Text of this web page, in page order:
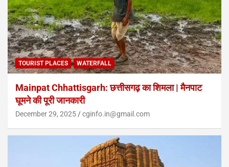
TOURIST PLACES WATERFALL
Mainpat Chhattisgarh: छत्तीसगढ़ का शिमला | मैनपाट
घूमने की पूरी जानकारी
December 29, 2025 cginfo.in@gmail.com